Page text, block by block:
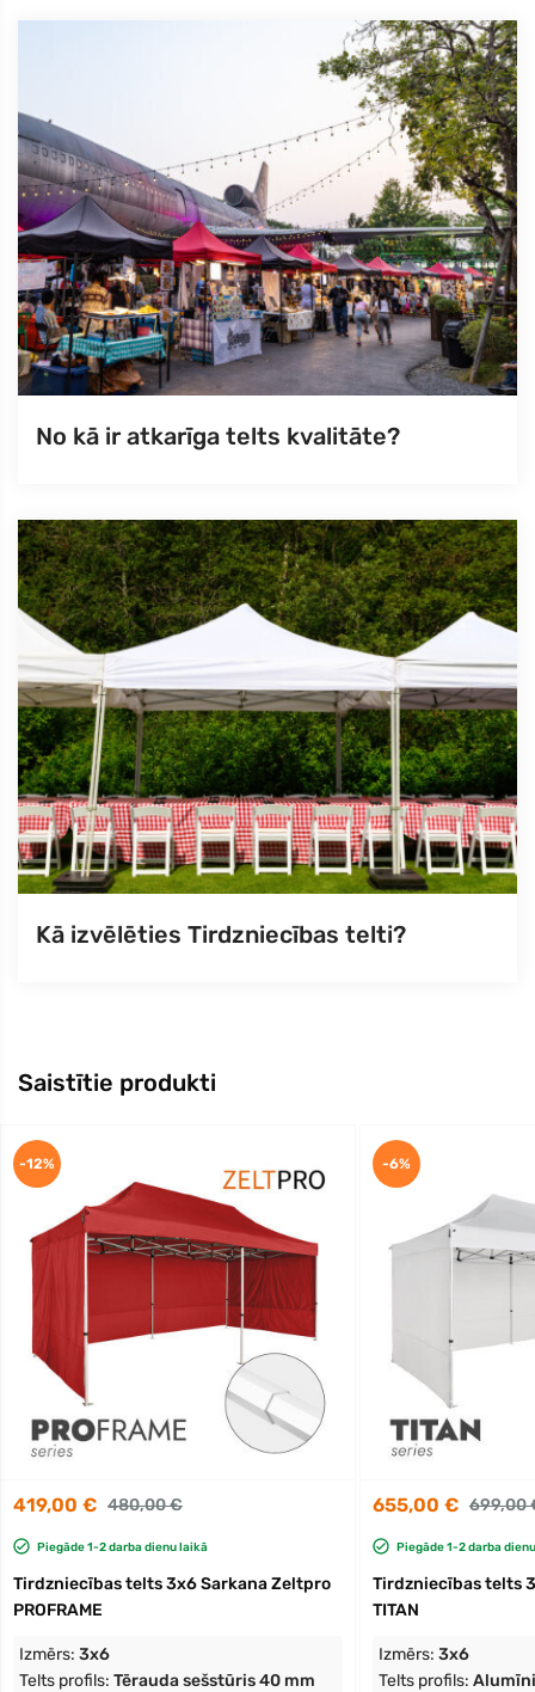
No kā ir atkarīga telts kvalitāte?
Kā izvēlēties Tirdzniecības telti?
Saistītie produkti
419,00 € 480,00 €
Piegāde 1-2 darba dienu laikā
Tirdzniecības telts 3x6 Sarkana Zeltpro
PROFRAME
Izmērs: 3x6
Telts profils: Tērauda sešstūris 40 mm
-12%
655,00 € 699,00
Piegāde 1-2 darba
Tirdzniecības telts
TITAN
Izmērs: 3x6
Telts profils:
-6%